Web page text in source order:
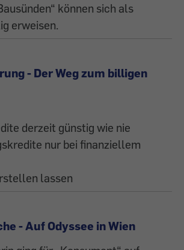
können sich als
erweisen.
- Der Weg zum billigen
derzeit günstig wie nie
nur bei finanziellem
lassen
- Auf Odyssee in Wien